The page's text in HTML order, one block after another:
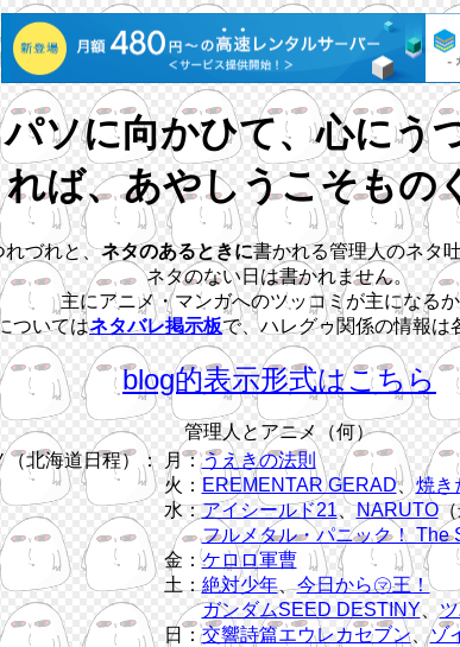
ソに向かひて、心にう
ば、あやしうこそもの
れづれと、ネタのあるときに書かれる管理人のネタ
ネタのない日は書かれません。
主にアニメ・マンガへのツッコミが主になる
ついてはネタバレ掲示板で、ハレグゥ関係の情報は
blog的表示形式はこちら
管理人とアニメ（何）
（北海道日程）：
月：うえきの法則
火：EREMENTAR GERAD、焼き
水：アイシールド21、NARUTO
フルメタル・パニック！ The
金：ケロロ軍曹
土：絶対少年、今日から㋮王！
ガンダムSEED DESTINY、
日：交響詩篇エウレカセブン 、ゾ